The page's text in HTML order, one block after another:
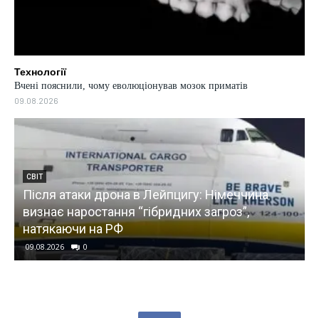
Технології
Вчені пояснили, чому еволюціонував мозок приматів
09.08.2026
Німеччина
загроз”,
СВІТ
Понад 20 тисяч утікачів: у
надзвичайний стан через
09.08.2026 0